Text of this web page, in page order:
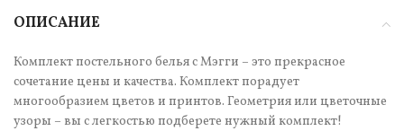
ОПИСАНИЕ
Комплект постельного белья с Мэгги – это прекрасное
сочетание цены и качества. Комплект порадует
многообразием цветов и принтов. Геометрия или цветочные
узоры – вы с легкостью подберете нужный комплект!